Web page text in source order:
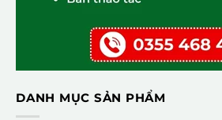
DANH MỤC SẢN PHẨM